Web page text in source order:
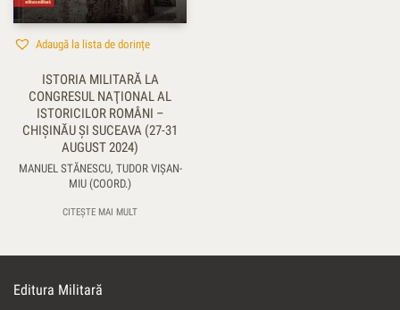
Adaugă la lista de dorințe
ISTORIA MILITARĂ LA
CONGRESUL NAŢIONAL AL
ISTORICILOR ROMÂNI –
CHIŞINĂU ŞI SUCEAVA (27-31
AUGUST 2024)
MANUEL STĂNESCU, TUDOR VIŞAN-
MIU (COORD.)
CITEȘTE MAI MULT
Editura Militară